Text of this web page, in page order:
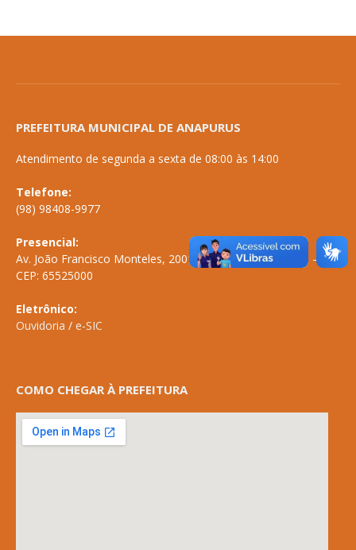
PREFEITURA MUNICIPAL DE ANAPURUS
Atendimento de segunda a sexta de 08:00 às 14:00
Telefone:
(98) 98408-9977
Presencial:
Av. João Francisco Monteles, 2001 \ Centro \ ANAPURUS – MA
CEP: 65525000
Eletrônico:
Ouvidoria / e-SIC
COMO CHEGAR À PREFEITURA